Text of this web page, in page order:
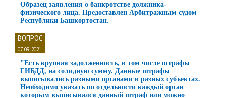
Образец заявления о банкротстве должника-
физического лица. Предоставлен Арбитражным судом
Республики Башкортостан.
ВОПРОС
07-09-2021
"Есть крупная задолженность, в том числе штрафы
ГИБДД, на солидную сумму. Данные штрафы
выписывались разными органами в разных субъектах.
Необходимо указать по отдельности каждый орган
которым выписывался данный штраф или можно